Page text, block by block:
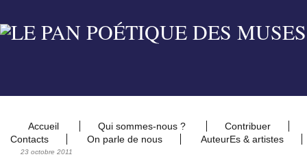
Accueil Qui sommes-nous ?
Contribuer
Contacts
On parle de nous AuteurEs & artistes
23 octobre 2011